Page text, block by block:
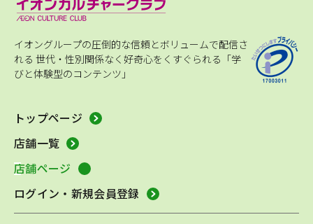
イオングループの圧倒的な信頼とボリュームで配信さ
れる 世代・性別関係なく好奇心をくすぐられる「学
びと体験型のコンテンツ」
トップページ
店舗一覧
店舗ページ
ログイン・新規会員登録